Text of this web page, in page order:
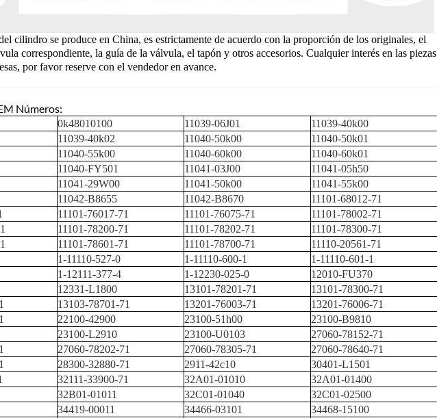
cilindro se produce en China, es estrictamente de acuerdo con la proporción de los originales, el
correspondiente, la guía de la válvula, el tapón y otros accesorios. Cualquier interés en las piezas
por favor reserve con el vendedor en avance.
Números:
0k48010100 11039-06J01
11039-40k00
11039-40k02 11040-50k00
11040-50k01
11040-55k00 11040-60k00
11040-60k01
11040-FY501 11041-03J00
11041-05h50
11041-29W00 11041-50k00
11041-55k00
11042-B8655 11042-B8670
11101-68012-71
11101-76017-71 11101-76075-71
11101-78002-71
1 11101-78200-71 11101-78202-71
11101-78300-71
1 11101-78601-71 11101-78700-71
11110-20561-71
1-11110-527-0 1-11110-600-1
1-11110-601-1
1-12111-377-4 1-12230-025-0
12010-FU370
12331-L1800 13101-78201-71
13101-78300-71
13103-78701-71 13201-76003-71
13201-76006-71
22100-42900 23100-51h00
23100-B9810
23100-L2910 23100-U0103
27060-78152-71
27060-78202-71 27060-78305-71
27060-78640-71
28300-32880-71 2911-42c10
30401-L1501
32111-33900-71 32A01-01010
32A01-01400
32B01-01011 32C01-01040
32C01-02500
34419-00011 34466-03101
34468-15100